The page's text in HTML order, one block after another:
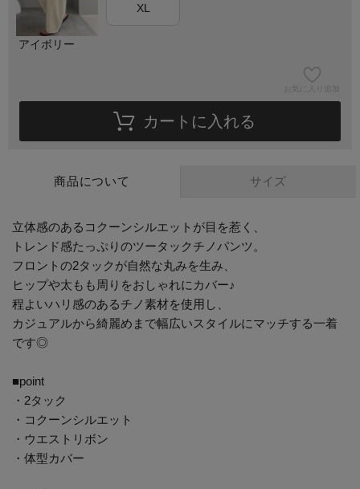
アイボリー
XL
お気に入り追加
カートに入れる
商品について サイズ
立体感のあるコクーンシルエットが目を惹く、
トレンド感たっぷりのツータックチノパンツ。
フロントの2タックが自然な丸みを生み、
ヒップや太もも周りをおしゃれにカバー♪
程よいハリ感のあるチノ素材を使用し、
カジュアルから綺麗めまで幅広いスタイルにマッチする一着
です◎
■point
・2タック
・コクーンシルエット
・ウエストリボン
・体型カバー